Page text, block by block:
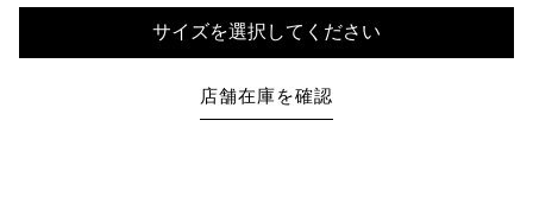
サイズを選択してください
店舗在庫を確認